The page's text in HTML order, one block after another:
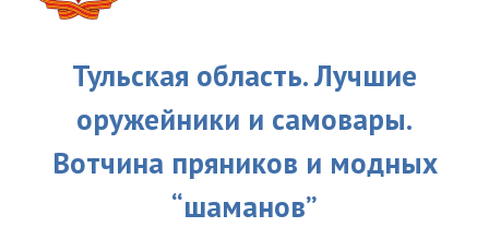
Тульская область. Лучшие
оружейники и самовары.
Вотчина пряников и модных
“шаманов”